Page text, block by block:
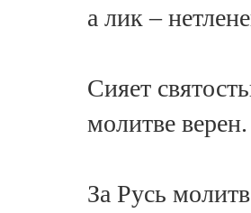
а лик –
Сияет
молитве верен.
За Русь